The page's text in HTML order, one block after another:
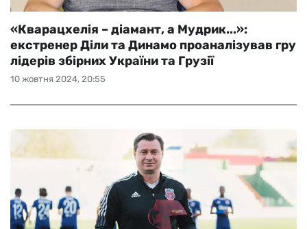
10 жовтня 2024, 20:55
«Кварацхелія – діамант, а Мудрик...»:
екстренер Діли та Динамо проаналізував гру
лідерів збірних України та Грузії